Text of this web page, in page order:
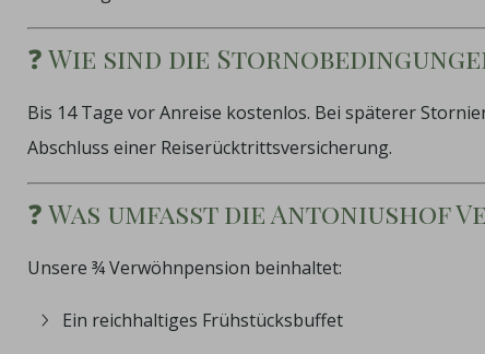
❓ Wie sind die
Bis 14 Tage vor Anreise kostenlos. Bei späterer
Abschluss einer Reiserücktrittsversicherung.
❓ Was umfasst die Antoniushof
Unsere ¾ Verwöhnpension beinhaltet:
Ein reichhaltiges Frühstücksbuffet